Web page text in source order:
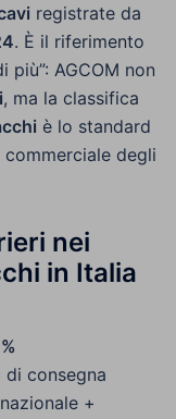
registrate da
. È il riferimento
più”: AGCOM non
, ma la classifica
è lo standard
degli
nei
in Italia
di consegna
+